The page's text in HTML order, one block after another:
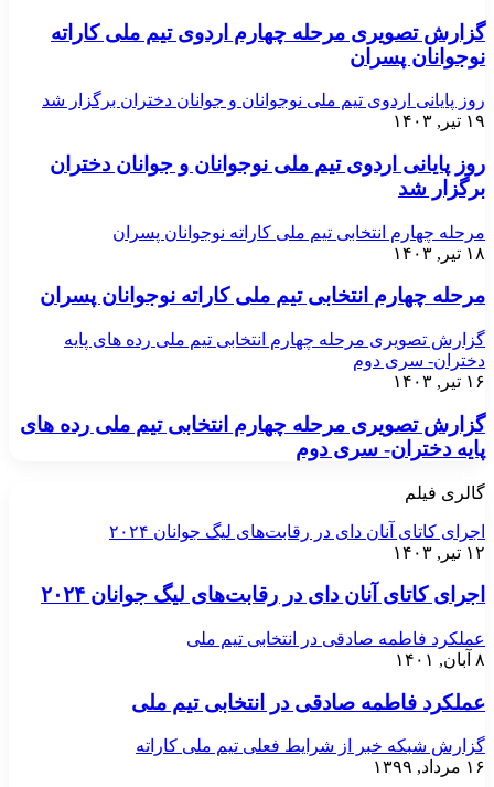
گزارش تصویری مرحله چهارم اردوی تیم ملی کاراته
نوجوانان پسران
روز پایانی اردوی تیم ملی نوجوانان و جوانان دختران برگزار شد
۱۹ تیر, ۱۴۰۳
روز پایانی اردوی تیم ملی نوجوانان و جوانان دختران
برگزار شد
مرحله چهارم انتخابی تیم ملی کاراته نوجوانان پسران
۱۸ تیر, ۱۴۰۳
مرحله چهارم انتخابی تیم ملی کاراته نوجوانان پسران
گزارش تصویری مرحله چهارم انتخابی تیم ملی رده های پایه
دختران- سری دوم
۱۶ تیر, ۱۴۰۳
گزارش تصویری مرحله چهارم انتخابی تیم ملی رده های
پایه دختران- سری دوم
گالری فیلم
اجرای کاتای آنان دای در رقابت‌های لیگ جوانان ۲۰۲۴
۱۲ تیر, ۱۴۰۳
اجرای کاتای آنان دای در رقابت‌های لیگ جوانان ۲۰۲۴
عملکرد فاطمه صادقی در انتخابی تیم ملی
۸ آبان, ۱۴۰۱
عملکرد فاطمه صادقی در انتخابی تیم ملی
گزارش شبکه خبر از شرایط فعلی تیم ملی کاراته
۱۶ مرداد, ۱۳۹۹